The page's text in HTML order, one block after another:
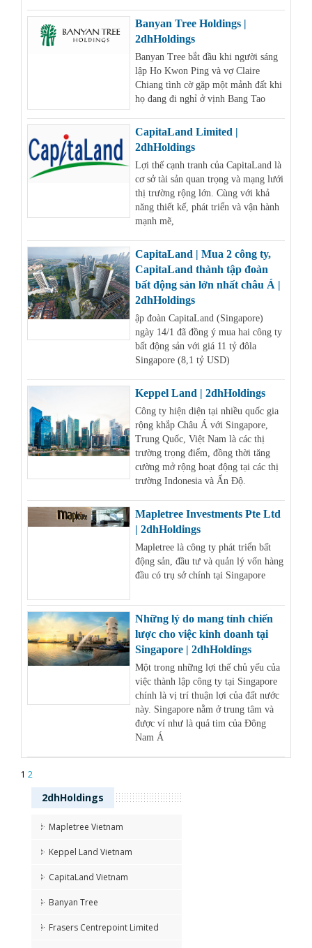
Banyan Tree Holdings |
2dhHoldings
Banyan Tree bắt đầu khi người sáng
lập Ho Kwon Ping và vợ Claire
Chiang tình cờ gặp một mảnh đất khi
họ đang đi nghỉ ở vịnh Bang Tao
CapitaLand Limited |
2dhHoldings
Lợi thế cạnh tranh của CapitaLand là
cơ sở tài sản quan trọng và mạng lưới
thị trường rộng lớn. Cùng với khả
năng thiết kế, phát triển và vận hành
mạnh mẽ,
CapitaLand | Mua 2 công ty,
CapitaLand thành tập đoàn
bất động sản lớn nhất châu Á |
2dhHoldings
ập đoàn CapitaLand (Singapore)
ngày 14/1 đã đồng ý mua hai công ty
bất động sản với giá 11 tỷ đôla
Singapore (8,1 tỷ USD)
Keppel Land | 2dhHoldings
Công ty hiện diện tại nhiều quốc gia
rộng khắp Châu Á với Singapore,
Trung Quốc, Việt Nam là các thị
trường trọng điểm, đồng thời tăng
cường mở rộng hoạt động tại các thị
trường Indonesia và Ấn Độ.
Mapletree Investments Pte Ltd
| 2dhHoldings
Mapletree là công ty phát triển bất
động sản, đầu tư và quản lý vốn hàng
đầu có trụ sở chính tại Singapore
Những lý do mang tính chiến
lược cho việc kinh doanh tại
Singapore | 2dhHoldings
Một trong những lợi thế chủ yếu của
việc thành lập công ty tại Singapore
chính là vị trí thuận lợi của đất nước
này. Singapore nằm ở trung tâm và
được ví như là quả tim của Đông
Nam Á
1 2
2dhHoldings
Mapletree Vietnam
Keppel Land Vietnam
CapitaLand Vietnam
Banyan Tree
Frasers Centrepoint Limited